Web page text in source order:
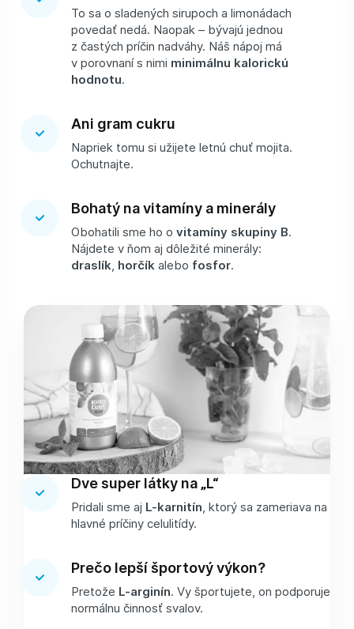
To sa o sladených sirupoch a limonádach
povedať nedá. Naopak – bývajú jednou
z častých príčin nadváhy. Náš nápoj má
v porovnaní s nimi minimálnu kalorickú
hodnotu.
Ani gram cukru
Napriek tomu si užijete letnú chuť mojita.
Ochutnajte.
Bohatý na vitamíny a minerály
Obohatili sme ho o vitamíny skupiny B.
Nájdete v ňom aj dôležité minerály:
draslík, horčík alebo fosfor.
Dve super látky na „L“
Pridali sme aj L-karnitín , ktorý sa zameriava na
hlavné príčiny celulitídy.
Prečo lepší športový výkon?
Pretože L-arginín. Vy športujete, on podporuje
normálnu činnosť svalov.